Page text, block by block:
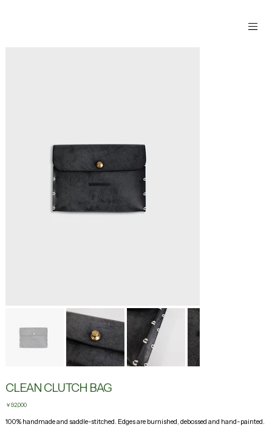
CLEAN CLUTCH BAG
Price
￥92,000
100% handmade and saddle-stitched. Edges are burnished, debossed and hand-painted.